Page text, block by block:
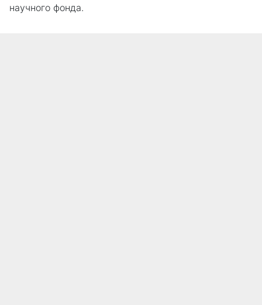
научного фонда.